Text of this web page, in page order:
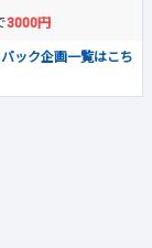
3000円
ック企画一覧はこち